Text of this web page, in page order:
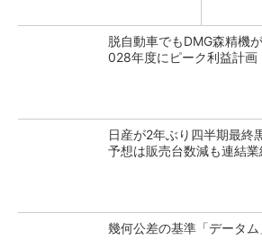
脱自動車でもDMG森精機
028年度にピーク利益計画
日産が2年ぶり四半期最終
予想は販売台数減も連結
幾何公差の基準「データム